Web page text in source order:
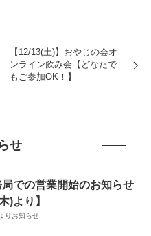
【12/13(土)】おやじの会オ
ンライン飲み会【どなたで
もご参加OK！】
せ
での営業開始のお知らせ
)より】
りお知らせ